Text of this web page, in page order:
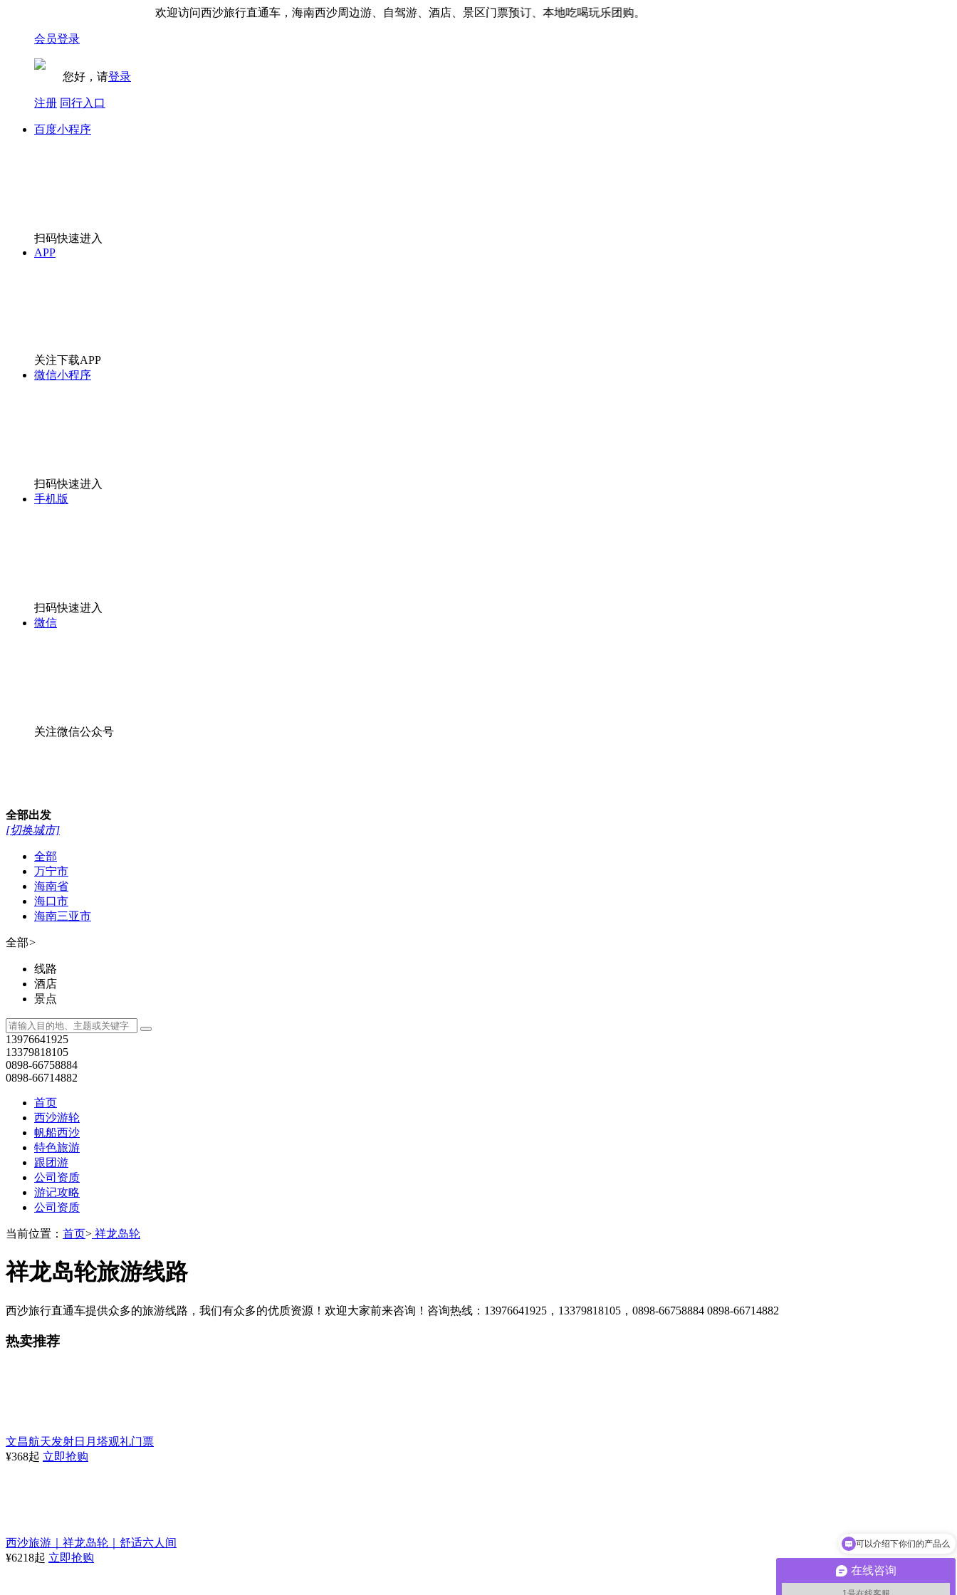
欢迎访问西沙旅行直通车，海南西沙周边游、自驾游、酒店、景区门票预订、本地吃喝玩乐团购。
会员登录
您好，请登录
注册 同行入口
百度小程序
扫码快速进入
APP
关注下载APP
微信小程序
扫码快速进入
手机版
扫码快速进入
微信
关注微信公众号
全部出发
[切换城市]
全部
万宁市
海南省
海口市
海南三亚市
全部>
线路
酒店
景点
13976641925
13379818105
0898-66758884
0898-66714882
首页
西沙游轮
帆船西沙
特色旅游
跟团游
公司资质
游记攻略
公司资质
当前位置： 首页> 祥龙岛轮
祥龙岛轮旅游线路
西沙旅行直通车提供众多的旅游线路，我们有众多的优质资源！欢迎大家前来咨询！咨询热线：13976641925，13379818105，0898-66758884 0898-66714882
热卖推荐
文昌航天发射日月塔观礼门票
¥368起 立即抢购
西沙旅游｜祥龙岛轮｜舒适六人间
¥6218起 立即抢购
在线咨询
你们是怎么收费的呢